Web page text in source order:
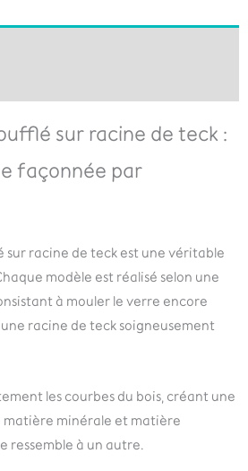
sur racine de teck :
façonnée par
sur racine de teck est une véritable
modèle est réalisé selon une
à mouler le verre encore
racine de teck soigneusement
les courbes du bois, créant une
minérale et matière
ressemble à un autre.